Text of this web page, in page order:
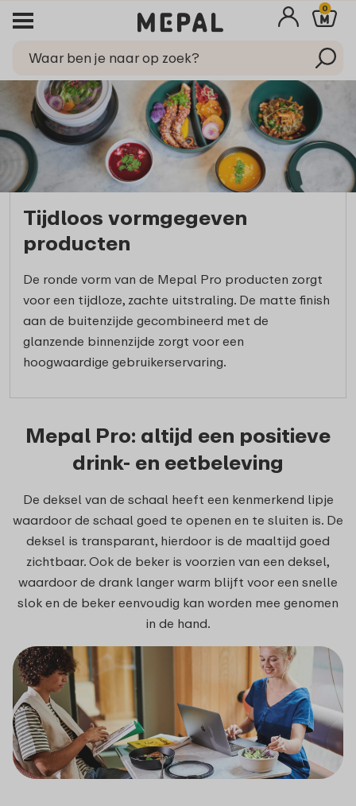
0
Tijdloos vormgegeven
producten
De ronde vorm van de Mepal Pro producten zorgt
voor een tijdloze, zachte uitstraling. De matte finish
aan de buitenzijde gecombineerd met de
glanzende binnenzijde zorgt voor een
hoogwaardige gebruikerservaring.
Mepal Pro: altijd een positieve
drink- en eetbeleving
De deksel van de schaal heeft een kenmerkend lipje
waardoor de schaal goed te openen en te sluiten is. De
deksel is transparant, hierdoor is de maaltijd goed
zichtbaar. Ook de beker is voorzien van een deksel,
waardoor de drank langer warm blijft voor een snelle
slok en de beker eenvoudig kan worden mee genomen
in de hand.